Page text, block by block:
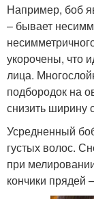
Например, боб
– бывает
укорочены, что
лица.
подбородок на
снизить ширину
Усредненный
густых волос.
при
кончики прядей